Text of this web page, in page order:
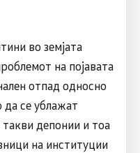
во земјата
на појавата
отпад односно
да се ублажат
такви депонии и тоа
на институции